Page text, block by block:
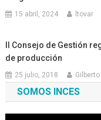
15 abril, 2024 ltovar
II Consejo de Gestión
de producción
25 julio, 2018
SOMOS INCES